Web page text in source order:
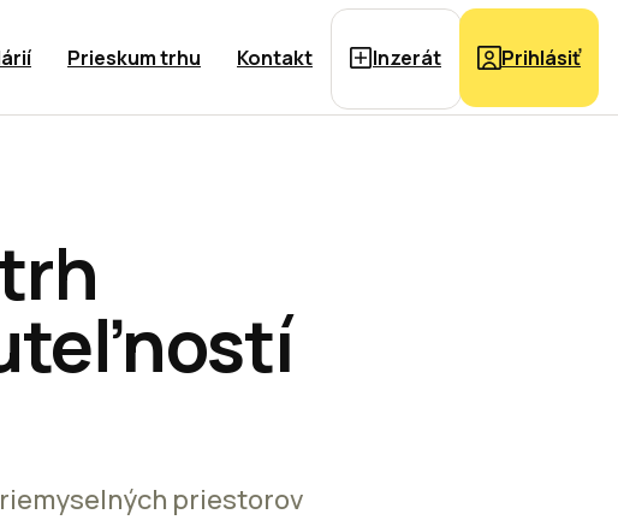
Prieskum trhu Kontakt Inzerát Prihlásiť
priestorov